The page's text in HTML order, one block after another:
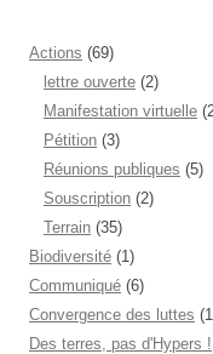
Actions (69)
lettre ouverte (2)
Manifestation virtuelle
Pétition (3)
Réunions publiques (5)
Souscription (2)
Terrain (35)
Biodiversité (1)
Communiqué (6)
Convergence des luttes
Des terres, pas d'Hypers !